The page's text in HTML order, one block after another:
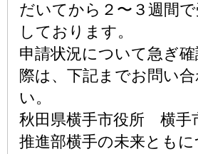
だいてから２〜３週間
しております。
申請状況について急ぎ
際は、下記までお問い
い。
秋田県横手市役所 横手
推進部横手の未来とも